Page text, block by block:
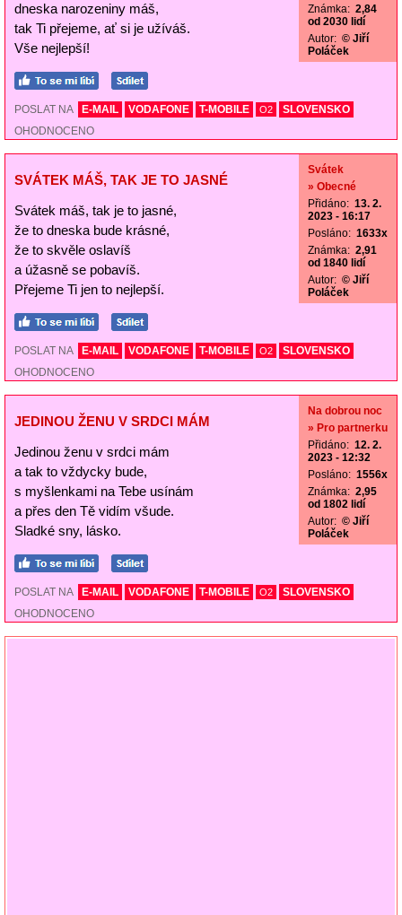
dneska narozeniny máš,
tak Ti přejeme, ať si je užíváš.
Vše nejlepší!
Známka: 2,84
od 2030 lidí
Autor: © Jiří
Poláček
POSLAT NA E-MAIL VODAFONE T-MOBILE O2
SLOVENSKO
OHODNOCENO
SVÁTEK MÁŠ, TAK JE TO JASNÉ
Svátek máš, tak je to jasné,
že to dneska bude krásné,
že to skvěle oslavíš
a úžasně se pobavíš.
Přejeme Ti jen to nejlepší.
Svátek
» Obecné
Přidáno: 13. 2.
2023 - 16:17
Posláno: 1633x
Známka: 2,91
od 1840 lidí
Autor: © Jiří
Poláček
POSLAT NA E-MAIL VODAFONE T-MOBILE O2
SLOVENSKO
OHODNOCENO
JEDINOU ŽENU V SRDCI MÁM
Jedinou ženu v srdci mám
a tak to vždycky bude,
s myšlenkami na Tebe usínám
a přes den Tě vidím všude.
Sladké sny, lásko.
Na dobrou noc
» Pro partnerku
Přidáno: 12. 2.
2023 - 12:32
Posláno: 1556x
Známka: 2,95
od 1802 lidí
Autor: © Jiří
Poláček
POSLAT NA E-MAIL VODAFONE T-MOBILE O2
SLOVENSKO
OHODNOCENO